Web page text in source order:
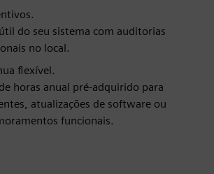
do seu sistema com auditorias
no local.
flexível.
horas anual pré-adquirido para
atualizações de software ou
funcionais.